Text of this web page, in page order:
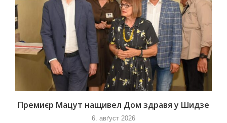
Премиєр Мацут нащивел Дом здравя у Шидзе
6. авґуст 2026